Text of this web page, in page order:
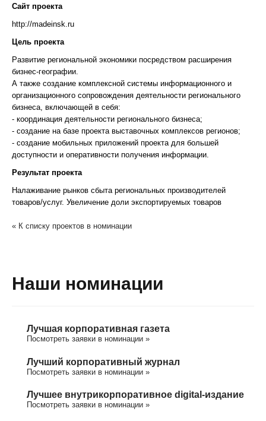
Сайт проекта
http://madeinsk.ru
Цель проекта
Развитие региональной экономики посредством расширения
бизнес-географии.
А также создание комплексной системы информационного и
организационного сопровождения деятельности регионального
бизнеса, включающей в себя:
- координация деятельности регионального бизнеса;
- создание на базе проекта выставочных комплексов регионов;
- создание мобильных приложений проекта для большей
доступности и оперативности получения информации.
Результат проекта
Налаживание рынков сбыта региональных производителей
товаров/услуг. Увеличение доли экспортируемых товаров
« К списку проектов в номинации
Наши номинации
Лучшая корпоративная газета
Посмотреть заявки в номинации »
Лучший корпоративный журнал
Посмотреть заявки в номинации »
Лучшее внутрикорпоративное digital-издание
Посмотреть заявки в номинации »